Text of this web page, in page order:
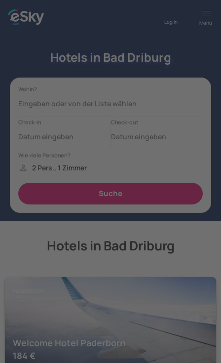
Menü
Log in
Hotels in Bad Driburg
Hotels in Bad Driburg
Welcome Hotel Paderborn
184 €